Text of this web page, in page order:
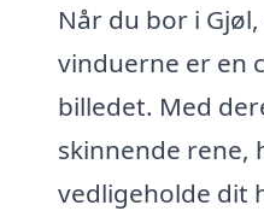
Når du bor i
vinduerne er en
billedet. Med
skinnende rene,
vedligeholde dit